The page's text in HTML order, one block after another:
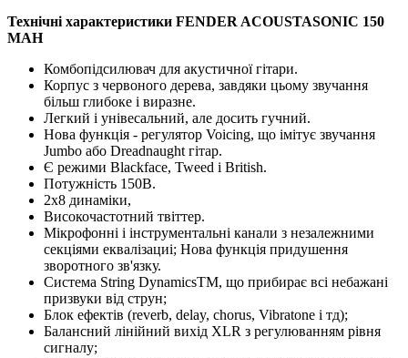
Технічні характеристики FENDER ACOUSTASONIC 150
MAH
Комбопідсилювач для акустичної гітари.
Корпус з червоного дерева, завдяки цьому звучання
більш глибоке і виразне.
Легкий і унівесальний, але досить гучний.
Нова функція - регулятор Voicing, що імітує звучання
Jumbo або Dreadnaught гітар.
Є режими Blackface, Tweed і British.
Потужність 150В.
2х8 динаміки,
Високочастотний твіттер.
Мікрофонні і інструментальні канали з незалежними
секціями еквалізациі; Нова функція придушення
зворотного зв'язку.
Система String DynamicsTM, що прибирає всі небажані
призвуки від струн;
Блок ефектів (reverb, delay, chorus, Vibratone і тд);
Балансний лінійний вихід XLR з регулюванням рівня
сигналу;